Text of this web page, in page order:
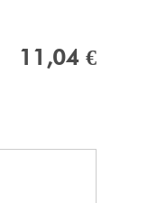
11,04 €